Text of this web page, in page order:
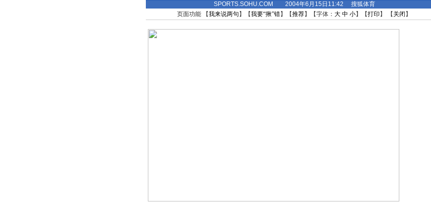
SPORTS.SOHU.COM 2004年6月15日11:42 搜狐体育
页面功能 【我来说两句 】【我要“揪”错】【推荐】【字体： 大 中 小】【打印 】 【 关闭 】